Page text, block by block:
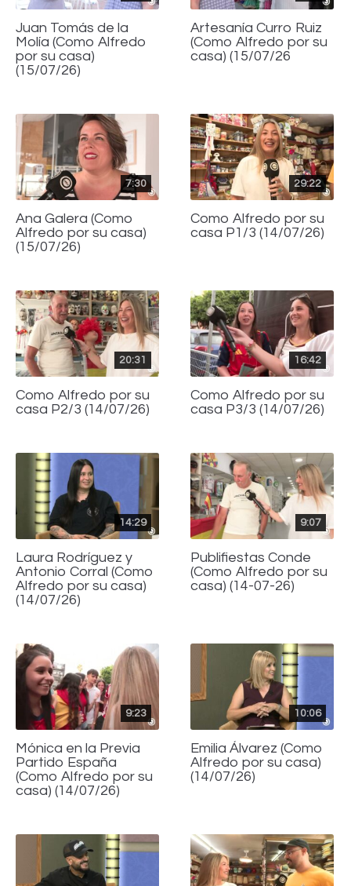
Juan Tomás de la
Molía (Como Alfredo
por su casa)
(15/07/26)
Artesanía Curro Ruiz
(Como Alfredo por su
casa) (15/07/26
7:30
Ana Galera (Como
Alfredo por su casa)
(15/07/26)
29:22
Como Alfredo por su
casa P1/3 (14/07/26)
20:31
Como Alfredo por su
casa P2/3 (14/07/26)
16:42
Como Alfredo por su
casa P3/3 (14/07/26)
14:29
Laura Rodríguez y
Antonio Corral (Como
Alfredo por su casa)
(14/07/26)
9:07
Publifiestas Conde
(Como Alfredo por su
casa) (14-07-26)
9:23
Mónica en la Previa
Partido España
(Como Alfredo por su
casa) (14/07/26)
10:06
Emilia Álvarez (Como
Alfredo por su casa)
(14/07/26)